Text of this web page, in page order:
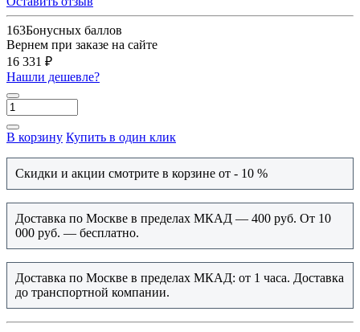
163Бонусных баллов
Вернем при заказе на сайте
16 331 ₽
Нашли дешевле?
В корзину Купить в один клик
Скидки и акции смотрите в корзине от - 10 %
Доставка по Москве в пределах МКАД — 400 руб. От 10
000 руб. — бесплатно.
Доставка по Москве в пределах МКАД: от 1 часа. Доставка
до транспортной компании.